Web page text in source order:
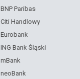
BNP Paribas
Citi Handlowy
Eurobank
ING Bank Śląski
mBank
neoBank